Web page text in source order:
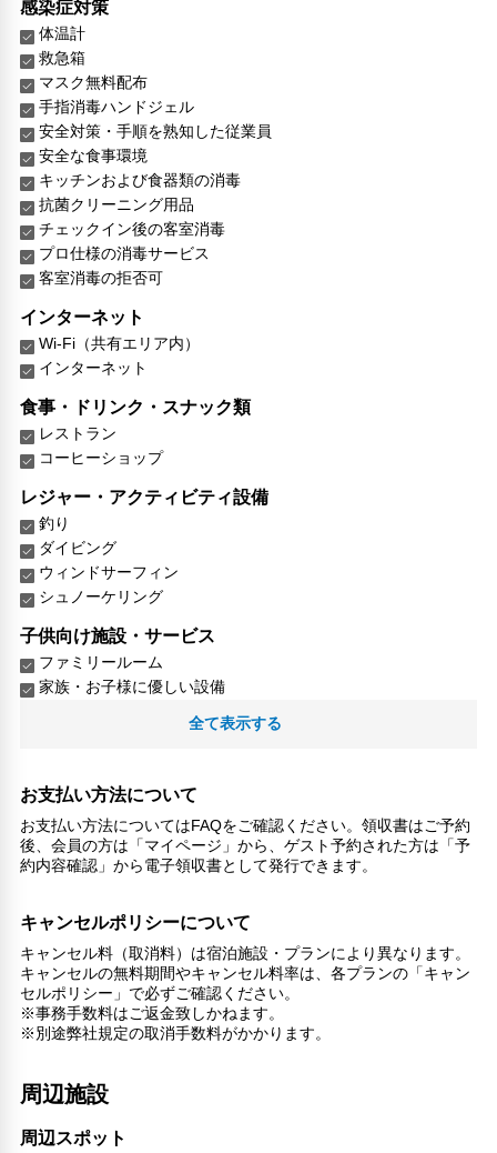
感染症対策
体温計
救急箱
マスク無料配布
手指消毒ハンドジェル
安全対策・手順を熟知した従業員
安全な食事環境
キッチンおよび食器類の消毒
抗菌クリーニング用品
チェックイン後の客室消毒
プロ仕様の消毒サービス
客室消毒の拒否可
インターネット
Wi-Fi（共有エリア内）
インターネット
食事・ドリンク・スナック類
レストラン
コーヒーショップ
レジャー・アクティビティ設備
釣り
ダイビング
ウィンドサーフィン
シュノーケリング
子供向け施設・サービス
ファミリールーム
家族・お子様に優しい設備
館内施設・便利なサービス
ツアーデスク
その他サービス
共用ラウンジ/TVエリア
トイレタリー
医師/看護師 オンコール待機
リネン・衣類の湯洗い
専用ダイニングルーム
全て表示する
お支払い方法について
お支払い方法についてはFAQをご確認ください。領収書はご予約
後、会員の方は「マイページ」から、ゲスト予約された方は「予
約内容確認」から電子領収書として発行できます。
キャンセルポリシーについて
キャンセル料（取消料）は宿泊施設・プランにより異なります。
キャンセルの無料期間やキャンセル料率は、各プランの「キャン
セルポリシー」で必ずご確認ください。
※事務手数料はご返金致しかねます。
※別途弊社規定の取消手数料がかかります。
周辺施設
周辺スポット